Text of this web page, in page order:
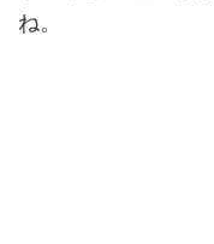
ね。